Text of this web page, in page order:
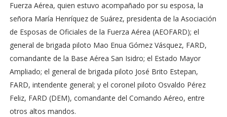
Fuerza Aérea, quien estuvo acompañado por su esposa, la
señora María Henríquez de Suárez, presidenta de la Asociación
de Esposas de Oficiales de la Fuerza Aérea (AEOFARD); el
general de brigada piloto Mao Enua Gómez Vásquez, FARD,
comandante de la Base Aérea San Isidro; el Estado Mayor
Ampliado; el general de brigada piloto José Brito Estepan,
FARD, intendente general; y el coronel piloto Osvaldo Pérez
Feliz, FARD (DEM), comandante del Comando Aéreo, entre
otros altos mandos.